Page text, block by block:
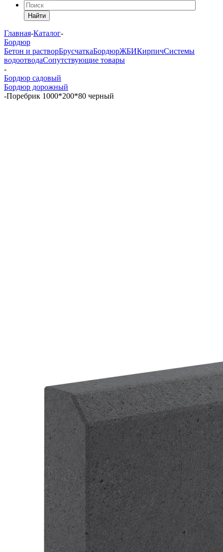
Найти
Главная-Каталог-
Бордюр
Бетон и растворБрусчаткаБордюрЖБИКирпичСистемы
водоотводаСопутствующие товары
-
Бордюр садовый
Бордюр дорожный
-Поребрик 1000*200*80 черный